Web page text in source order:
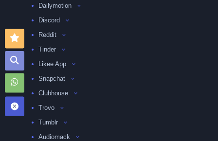
Dailymotion
Discord
Reddit
Tinder
Likee App
Snapchat
Clubhouse
Trovo
Tumblr
Audiomack